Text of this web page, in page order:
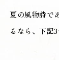
夏の風物詩で
るなら、下記